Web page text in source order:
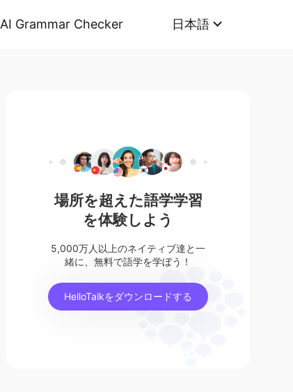
AI Grammar Checker 日本語
場所を超えた語学学習
を体験しよう
5,000万人以上のネイティブ達と一
緒に、無料で語学を学ぼう！
HelloTalkをダウンロードする